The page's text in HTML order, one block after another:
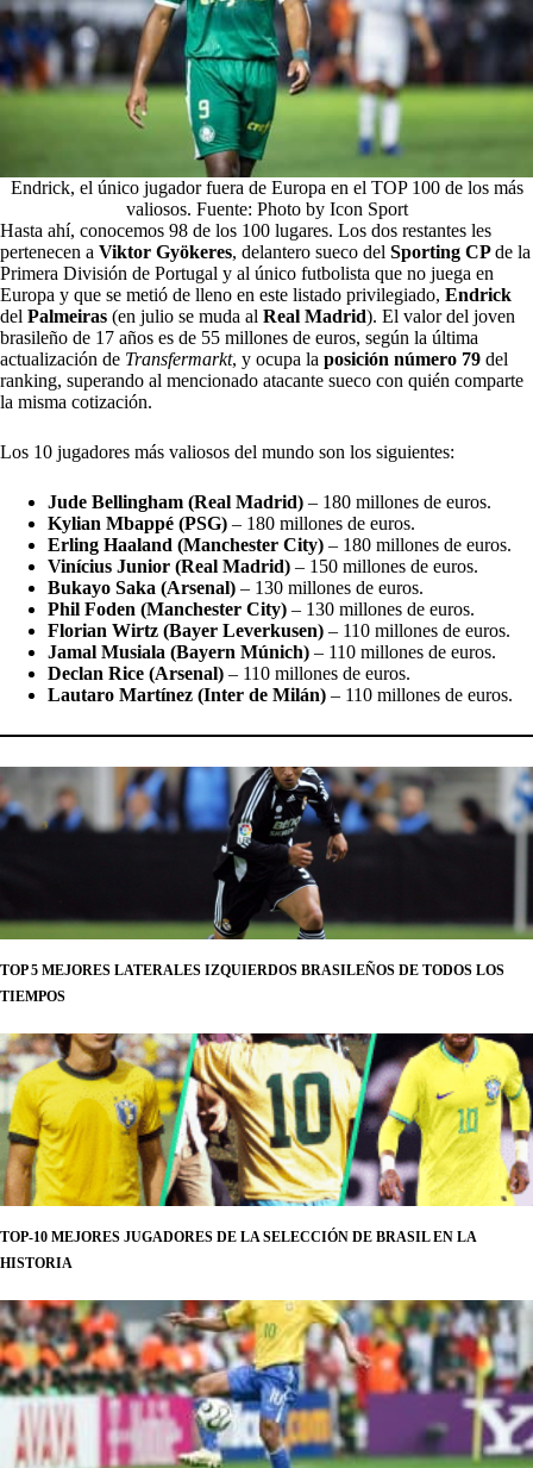
Endrick, el único jugador fuera de Europa en el TOP 100 de los más
valiosos. Fuente: Photo by Icon Sport
Hasta ahí, conocemos 98 de los 100 lugares. Los dos restantes les
pertenecen a Viktor Gyökeres, delantero sueco del Sporting CPde la
Primera División de Portugal y al único futbolista que no juega en
Europa y que se metió de lleno en este listado privilegiado, Endrick
del Palmeiras (en julio se muda al Real Madrid). El valor del joven
brasileño de 17 años es de 55 millones de euros, según la última
actualización de Transfermarkt, y ocupa la posición número 79 del
ranking, superando al mencionado atacante sueco con quién comparte
la misma cotización.
Los 10 jugadores más valiosos del mundo son los siguientes:
Jude Bellingham (Real Madrid) – 180 millones de euros.
Kylian Mbappé (PSG) – 180 millones de euros.
Erling Haaland (Manchester City) – 180 millones de euros.
Vinícius Junior (Real Madrid) – 150 millones de euros.
Bukayo Saka (Arsenal) – 130 millones de euros.
Phil Foden (Manchester City) – 130 millones de euros.
Florian Wirtz (Bayer Leverkusen) – 110 millones de euros.
Jamal Musiala (Bayern Múnich) – 110 millones de euros.
Declan Rice (Arsenal) – 110 millones de euros.
Lautaro Martínez (Inter de Milán) – 110 millones de euros.
TOP 5 MEJORES LATERALES IZQUIERDOS BRASILEÑOS DE TODOS LOS
TIEMPOS
TOP-10 MEJORES JUGADORES DE LA SELECCIÓN DE BRASIL EN LA
HISTORIA